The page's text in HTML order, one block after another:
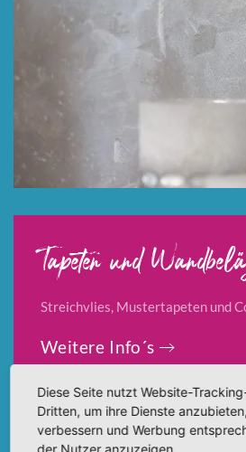
Tapeten und
Streichvlies, Mustertapeten und
Weitere Info´s
Diese Seite nutzt Website-
Dritten, um ihre Dienste
verbessern und Werbung
der Nutzer anzuzeigen.